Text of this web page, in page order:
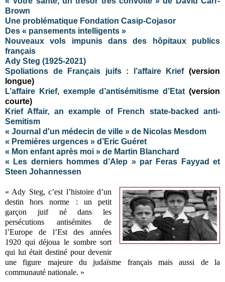
Brown
Une problématique Fondation Casip-Cojasor
Des « pansements intelligents »
Nouveaux vols impunis dans des hôpitaux publics
français
Ady Steg (1925-2021)
Spoliations de Français juifs : l’affaire Krief(version
longue)
L’affaire Krief, exemple d’antisémitisme d’Etat (version
courte)
Krief Affair, an example of French state-backed anti-
Semitism
« Journal d'un médecin de ville » de Nicolas Mesdom
« Premières urgences » d’Eric Guéret
« Mon enfant après moi » de Martin Blanchard
« Les derniers hommes d’Alep » par Feras Fayyad et
Steen Johannessen
« Ady Steg, c’est l’histoire d’un
destin hors norme : un petit
garçon juif né dans les
persécutions antisémites de
l’Europe de l’Est des années
1920 qui déjoua le sombre sort
qui lui était destiné pour devenir
une figure majeure du judaïsme français mais aussi de la
communauté nationale. »